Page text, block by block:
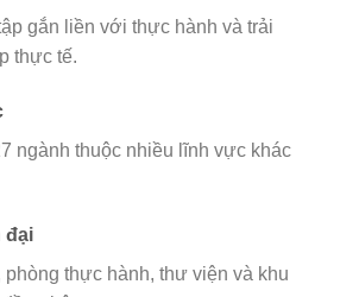
gắn liền với thực hành và trải
thực tế.
ngành thuộc nhiều lĩnh vực khác
đại
phòng thực hành, thư viện và khu